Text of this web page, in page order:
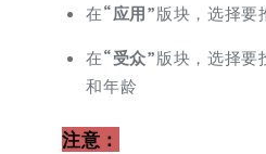
在“应用”版块，选择要
在“受众”版块，选择要
和年龄
注意：